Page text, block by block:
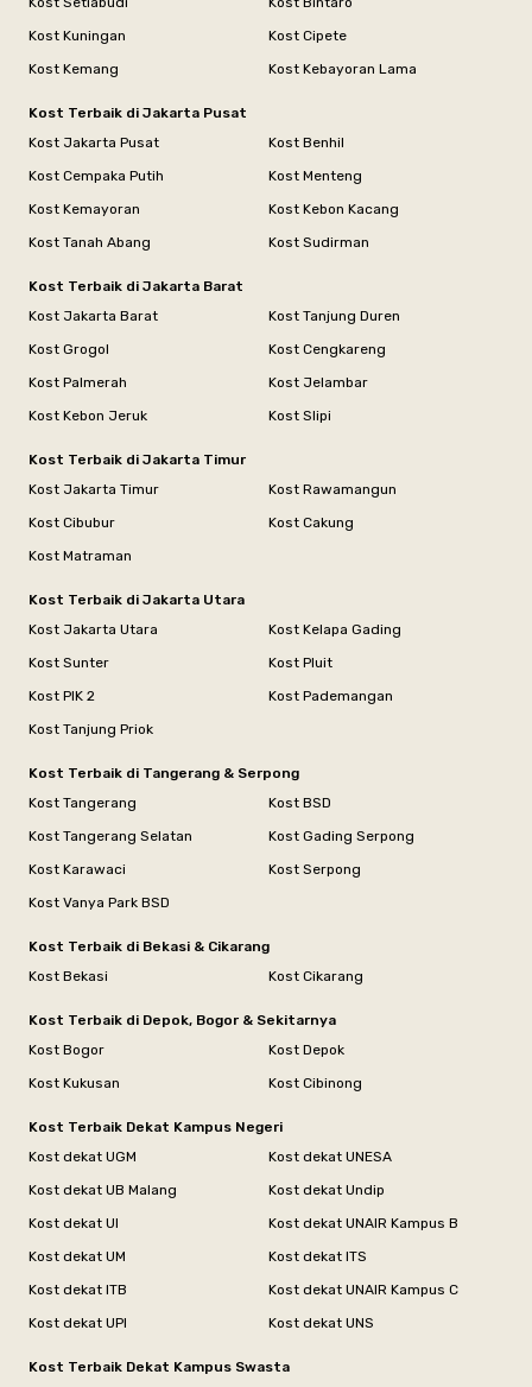
Kost Kuningan
Kost Cipete
Kost Kemang
Kost Kebayoran Lama
Kost Terbaik di Jakarta Pusat
Kost Jakarta Pusat
Kost Benhil
Kost Cempaka Putih
Kost Menteng
Kost Kemayoran
Kost Kebon Kacang
Kost Tanah Abang
Kost Sudirman
Kost Terbaik di Jakarta Barat
Kost Jakarta Barat
Kost Tanjung Duren
Kost Grogol
Kost Cengkareng
Kost Palmerah
Kost Jelambar
Kost Kebon Jeruk
Kost Slipi
Kost Terbaik di Jakarta Timur
Kost Jakarta Timur
Kost Rawamangun
Kost Cibubur
Kost Cakung
Kost Matraman
Kost Terbaik di Jakarta Utara
Kost Jakarta Utara
Kost Kelapa Gading
Kost Sunter
Kost Pluit
Kost PIK 2
Kost Pademangan
Kost Tanjung Priok
Kost Terbaik di Tangerang & Serpong
Kost Tangerang
Kost BSD
Kost Tangerang Selatan
Kost Gading Serpong
Kost Karawaci
Kost Serpong
Kost Vanya Park BSD
Kost Terbaik di Bekasi & Cikarang
Kost Bekasi
Kost Cikarang
Kost Terbaik di Depok, Bogor & Sekitarnya
Kost Bogor
Kost Depok
Kost Kukusan
Kost Cibinong
Kost Terbaik Dekat Kampus Negeri
Kost dekat UGM
Kost dekat UNESA
Kost dekat UB Malang
Kost dekat Undip
Kost dekat UI
Kost dekat UNAIR Kampus B
Kost dekat UM
Kost dekat ITS
Kost dekat ITB
Kost dekat UNAIR Kampus C
Kost dekat UPI
Kost dekat UNS
Kost Terbaik Dekat Kampus Swasta